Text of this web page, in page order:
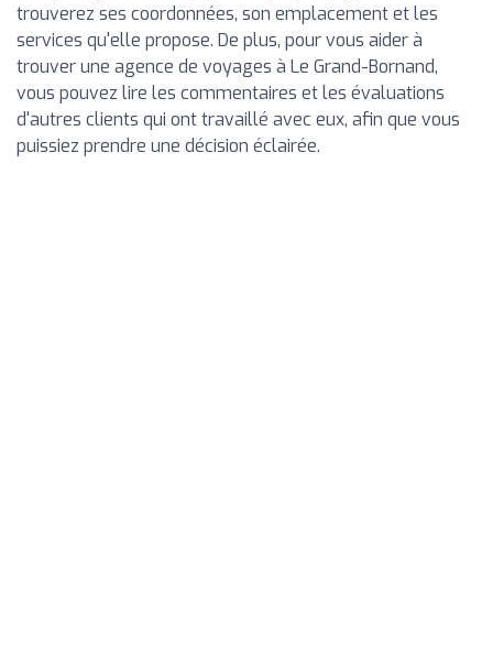
trouverez ses coordonnées, son emplacement et les
services qu'elle propose. De plus, pour vous aider à
trouver une agence de voyages à Le Grand-Bornand,
vous pouvez lire les commentaires et les évaluations
d'autres clients qui ont travaillé avec eux, afin que vous
puissiez prendre une décision éclairée.